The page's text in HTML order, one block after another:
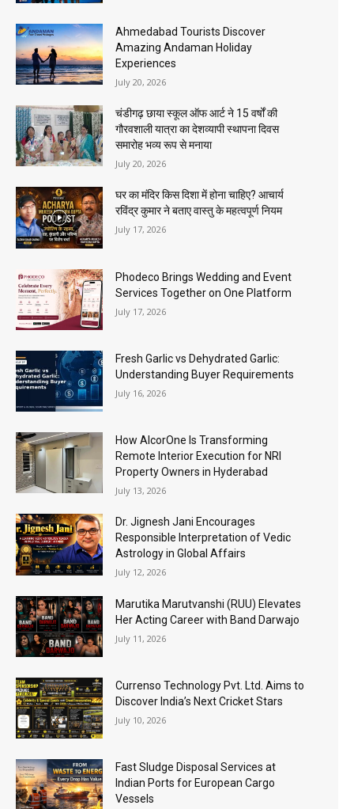
Ahmedabad Tourists Discover
Amazing Andaman Holiday
Experiences
July 20, 2026
चंडीगढ़ छाया स्कूल ऑफ आर्ट ने 15 वर्षों की
गौरवशाली यात्रा का देशव्यापी स्थापना दिवस
समारोह भव्य रूप से मनाया
July 20, 2026
घर का मंदिर किस दिशा में होना चाहिए? आचार्य
रविंद्र कुमार ने बताए वास्तु के महत्वपूर्ण नियम
July 17, 2026
Phodeco Brings Wedding and Event
Services Together on One Platform
July 17, 2026
Fresh Garlic vs Dehydrated Garlic:
Understanding Buyer Requirements
July 16, 2026
How AlcorOne Is Transforming
Remote Interior Execution for NRI
Property Owners in Hyderabad
July 13, 2026
Dr. Jignesh Jani Encourages
Responsible Interpretation of Vedic
Astrology in Global Affairs
July 12, 2026
Marutika Marutvanshi (RUU) Elevates
Her Acting Career with Band Darwajo
July 11, 2026
Currenso Technology Pvt. Ltd. Aims to
Discover India’s Next Cricket Stars
July 10, 2026
Fast Sludge Disposal Services at
Indian Ports for European Cargo
Vessels